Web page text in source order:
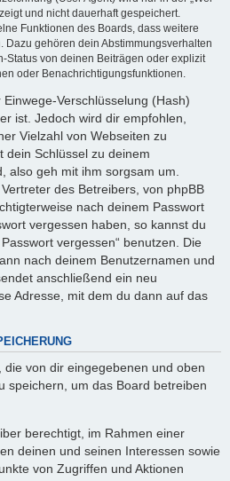
und nicht dauerhaft gespeichert.
Funktionen des Boards, dass weitere
Dazu gehören dein Abstimmungsverhalten
Status von deinen Beiträgen oder explizit
oder Benachrichtigungsfunktionen.
Verschlüsselung (Hash)
ist. Jedoch wird dir empfohlen,
Vielzahl von Webseiten zu
dein Schlüssel zu deinem
also geh mit ihm sorgsam um.
des Betreibers, von phpBB
nach deinem Passwort
vergessen haben, so kannst du
vergessen“ benutzen. Die
nach deinem Benutzernamen und
anschließend ein neu
Adresse, mit dem du dann auf das
die von dir eingegebenen und oben
speichern, um das Board betreiben
berechtigt, im Rahmen einer
deinen und seinen Interessen sowie
von Zugriffen und Aktionen